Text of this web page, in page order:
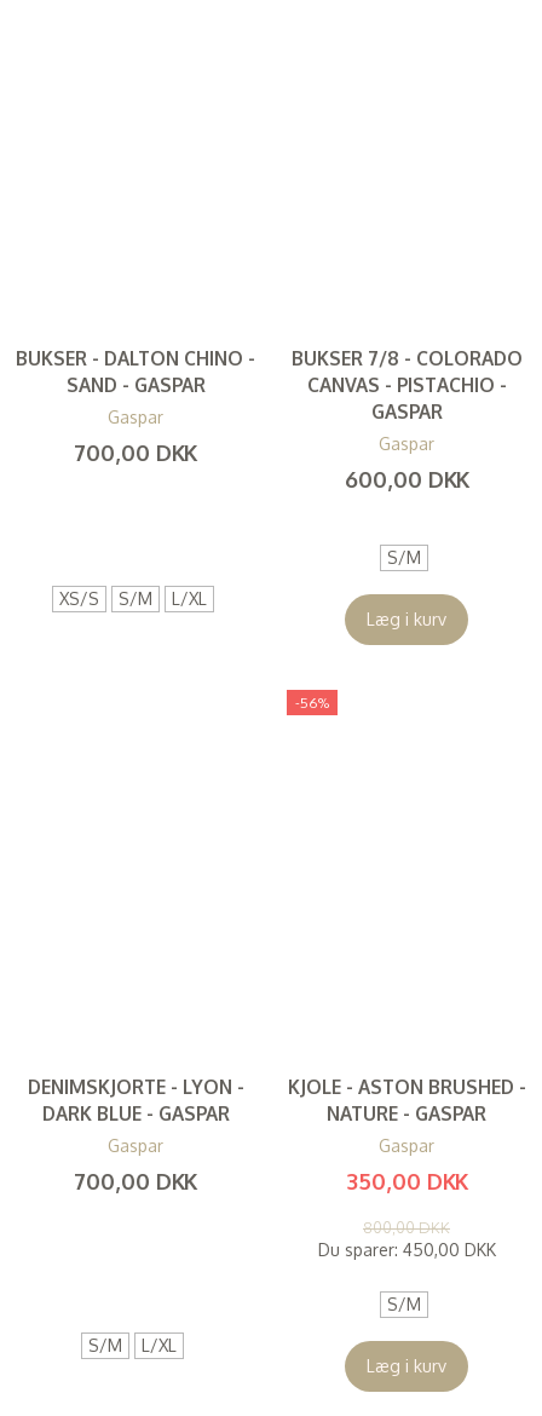
BUKSER - DALTON CHINO -
SAND - GASPAR
Gaspar
700,00 DKK
XS/S S/M L/XL
BUKSER 7/8 - COLORADO
CANVAS - PISTACHIO -
GASPAR
Gaspar
600,00 DKK
S/M
Læg i kurv
DENIMSKJORTE - LYON -
DARK BLUE - GASPAR
Gaspar
700,00 DKK
S/M L/XL
-56%
KJOLE - ASTON BRUSHED -
NATURE - GASPAR
Gaspar
350,00 DKK
800,00 DKK
Du sparer: 450,00 DKK
S/M
Læg i kurv